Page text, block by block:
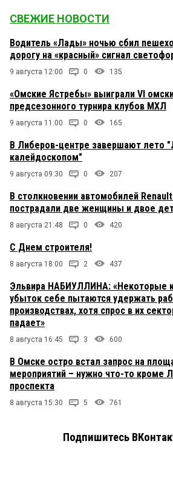
СВЕЖИЕ НОВОСТИ
Водитель «Лады» ночью сбил
дорогу на «красный» сигнал
9 августа 12:00 0 135
«Омские Ястребы» выиграли VI
предсезонного турнира клубов МХЛ
9 августа 11:00 0 165
В Либеров-центре завершают лето
калейдоскопом"
9 августа 09:30 0 207
В столкновении автомобилей
пострадали две женщины и двое
8 августа 21:48 0 420
С Днем строителя!
8 августа 18:00 2 437
Эльвира НАБИУЛЛИНА: «Некоторые
убыток себе пытаются удержать
производствах, хотя спрос в их
падает»
8 августа 16:45 3 600
В Омске остро встал запрос на
мероприятий – нужно что-то кроме
проспекта
8 августа 15:30 5 761
Подпишитесь